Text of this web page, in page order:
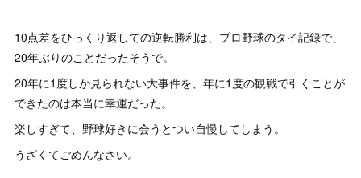
10点差をひっくり返しての逆転勝利は、プロ野球のタイ記録で、
20年ぶりのことだったそうで。
20年に1度しか見られない大事件を、年に1度の観戦で引くことが
できたのは本当に幸運だった。
楽しすぎて、野球好きに会うとつい自慢してしまう。
うざくてごめんなさい。